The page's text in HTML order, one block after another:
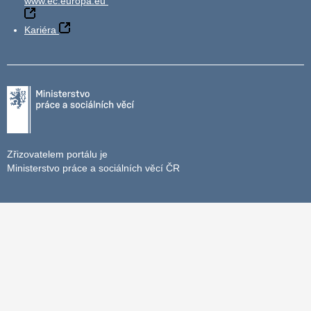
Kariéra
Zřizovatelem portálu je
Ministerstvo práce a sociálních věcí ČR